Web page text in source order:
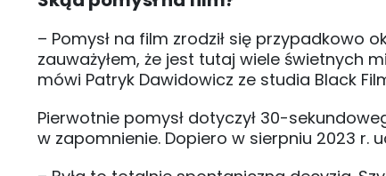
– Pomysł na film zrodził się przypadkowo
zauważyłem, że jest tutaj wiele świetnych
mówi Patryk Dawidowicz ze studia Black
Pierwotnie pomysł dotyczył 30-
w zapomnienie. Dopiero w sierpniu 2023 r.